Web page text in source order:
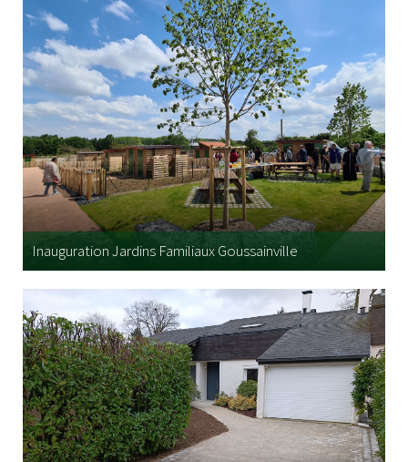
Inauguration Jardins Familiaux Goussainville